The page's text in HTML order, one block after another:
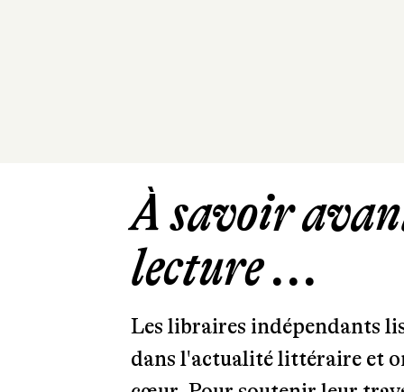
À savoir
lecture ...
Les libraires indépendants
dans l'actualité littéraire et